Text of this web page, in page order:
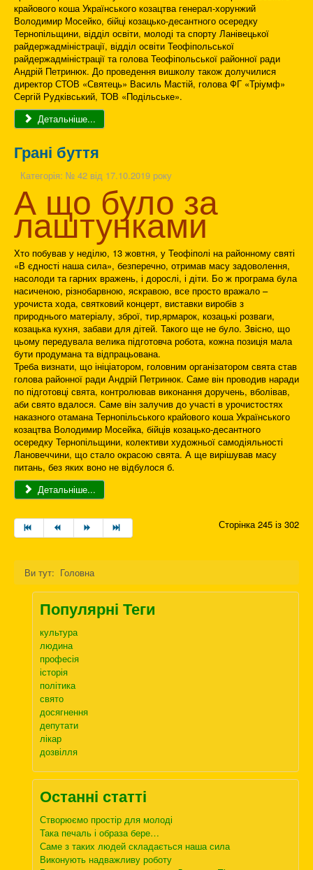
крайового коша Українського козацтва генерал-хорунжий
Володимир Мосейко, бійці козацько-десантного осередку
Тернопільщини, відділ освіти, молоді та спорту Ланівецької
райдержадміністрації, відділ освіти Теофіпольської
райдержадміністрації та голова Теофіпольської районної ради
Андрій Петринюк. До проведення вишколу також долучилися
директор СТОВ «Святець» Василь Мастій, голова ФГ «Тріумф»
Сергій Рудківський, ТОВ «Подільське».
Детальніше...
Грані буття
Категорія: № 42 від 17.10.2019 року
А що було за
лаштунками
Хто побував у неділю, 13 жовтня, у Теофіполі на районному святі
«В єдності наша сила», безперечно, отримав масу задоволення,
насолоди та гарних вражень, і дорослі, і діти. Бо ж програма була
насиченою, різнобарвною, яскравою, все просто вражало –
урочиста хода, святковий концерт, виставки виробів з
природнього матеріалу, зброї, тир,ярмарок, козацькі розваги,
козацька кухня, забави для дітей. Такого ще не було. Звісно, що
цьому передувала велика підготовча робота, кожна позиція мала
бути продумана та відпрацьована.
Треба визнати, що ініціатором, головним організатором свята став
голова районної ради Андрій Петринюк. Саме він проводив наради
по підготовці свята, контролював виконання доручень, вболівав,
аби свято вдалося. Саме він залучив до участі в урочистостях
наказного отамана Тернопільського крайового коша Українського
козацтва Володимир Мосейка, бійців козацько-десантного
осередку Тернопільщини, колективи художньої самодіяльності
Лановеччини, що стало окрасою свята. А ще вирішував масу
питань, без яких воно не відбулося б.
Детальніше...
Сторінка 245 із 302
Ви тут: Головна
Популярні Теги
культура
людина
професія
історія
політика
свято
досягнення
депутати
лікар
дозвілля
Останні статті
Створюємо простір для молоді
Така печаль і образа бере…
Саме з таких людей складається наша сила
Виконують надважливу роботу